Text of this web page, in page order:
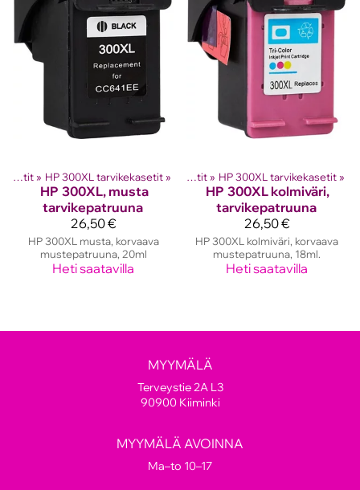
HP mustekasetit ‪» HP 300XL tarvikekasetit ‪»
HP 300XL, musta
tarvikepatruuna
26,50 €
HP 300XL musta, korvaava
mustepatruuna, 20ml
Heti saatavilla
kasetit‪» HP mustekasetit ‪» HP 300XL tarvikekasetit ‪»
HP 300XL kolmiväri,
tarvikepatruuna
26,50 €
HP 300XL kolmiväri, korvaava
mustepatruuna, 18ml.
Heti saatavilla
MYYMÄLÄ
Terveystie 2A L3
90900 Kiiminki
MYYMÄLÄ AVOINNA
Ma–to 10–17